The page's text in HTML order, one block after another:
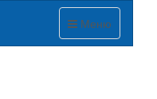
Меню